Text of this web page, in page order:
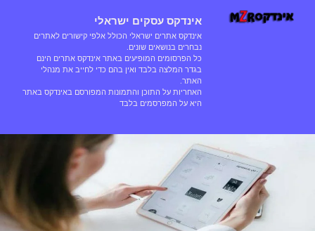
אינדקס עסקים ישראלי
אינדקס אתרים ישראלי הכולל אלפי קישורים לאתרים
נבחרים בנושאים שונים.
כל הפרסומים המופיעים באתר אינדקס אתרים הינם
בגדר המלצה בלבד ואין בהם כדי לחייב את מנהלי
האתר.
האחריות על התוכן והתמונות המפורסם באינדקס באתר
היא על המפרסמים בלבד